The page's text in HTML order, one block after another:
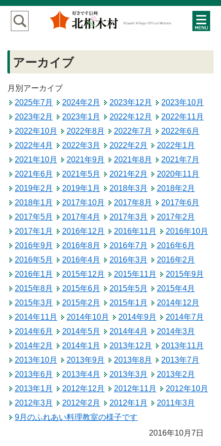
アーカイブ
月別アーカイブ
2025年7月
2024年2月 2023年12月
2023年10月
2023年2月
2023年1月 2022年12月
2022年11月
2022年10月
2022年8月 2022年7月
2022年6月
2022年4月
2022年3月 2022年2月
2022年1月
2021年10月
2021年9月 2021年8月
2021年7月
2021年6月
2021年5月 2021年2月
2020年11月
2019年2月
2019年1月 2018年3月
2018年2月
2018年1月
2017年10月 2017年8月
2017年6月
2017年5月
2017年4月 2017年3月
2017年2月
2017年1月
2016年12月 2016年11月
2016年10月
2016年9月
2016年8月 2016年7月
2016年6月
2016年5月
2016年4月 2016年3月
2016年2月
2016年1月
2015年12月 2015年11月
2015年9月
2015年8月
2015年6月 2015年5月
2015年4月
2015年3月
2015年2月 2015年1月
2014年12月
2014年11月
2014年10月 2014年9月
2014年7月
2014年6月
2014年5月 2014年4月
2014年3月
2014年2月
2014年1月 2013年12月
2013年11月
2013年10月
2013年9月 2013年8月
2013年7月
2013年6月
2013年4月 2013年3月
2013年2月
2013年1月
2012年12月 2012年11月
2012年10月
2012年3月
2012年2月 2012年1月
2011年3月
9月のふれあい料理教室の様子です
2016年10月7日